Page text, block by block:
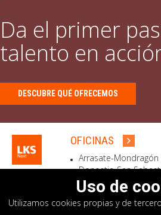
Da el primer
talento en
DESCUBRE QUÉ OFRECEMOS
OFICINAS
Arrasate-Mondragón
Donostia-San
Madrid
El Astillero
SEDE SOCIAL
Uso de
Utilizamos cookies propias y de